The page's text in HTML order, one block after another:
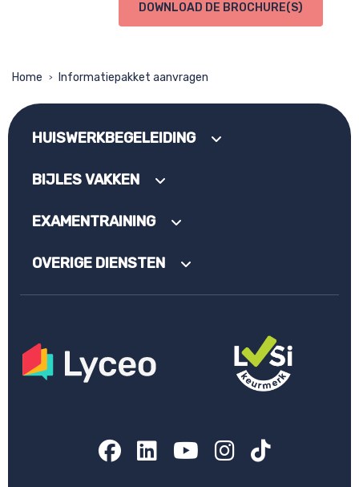
DOWNLOAD DE BROCHURE(S)
Home > Informatiepakket aanvragen
HUISWERKBEGELEIDING
BIJLES VAKKEN
EXAMENTRAINING
OVERIGE DIENSTEN
Facebook
LinkedIn
YouTube
Instagram
TikTok